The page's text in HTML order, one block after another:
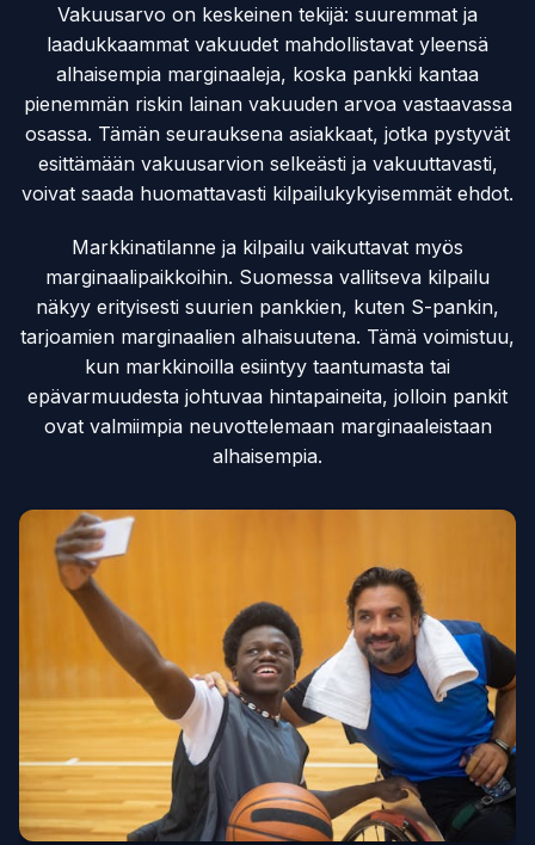
Vakuusarvo on keskeinen tekijä: suuremmat ja
laadukkaammat vakuudet mahdollistavat yleensä
alhaisempia marginaaleja, koska pankki kantaa
pienemmän riskin lainan vakuuden arvoa vastaavassa
osassa. Tämän seurauksena asiakkaat, jotka pystyvät
esittämään vakuusarvion selkeästi ja vakuuttavasti,
voivat saada huomattavasti kilpailukykyisemmät ehdot.
Markkinatilanne ja kilpailu vaikuttavat myös
marginaalipaikkoihin. Suomessa vallitseva kilpailu
näkyy erityisesti suurien pankkien, kuten S-pankin,
tarjoamien marginaalien alhaisuutena. Tämä voimistuu,
kun markkinoilla esiintyy taantumasta tai
epävarmuudesta johtuvaa hintapaineita, jolloin pankit
ovat valmiimpia neuvottelemaan marginaaleistaan
alhaisempia.